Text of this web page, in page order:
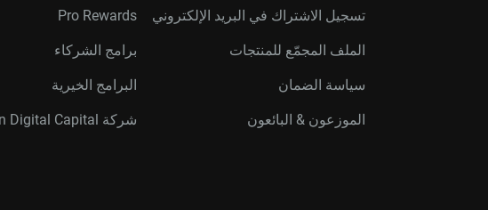
تسجيل الاشتراك في البريد الإلكتروني
الملف المجمّع للمنتجات
سياسة الضمان
الموزعون & البائعون
Pro Rewards
برامج الشركاء
البرامج الخيرية
شركة Western Digital Capital